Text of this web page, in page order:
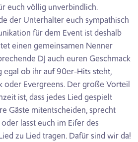
euch völlig unverbindlich.
der Unterhalter euch sympathisch
für dem Event ist deshalb
einen gemeinsamen Nenner
DJ auch euren Geschmack
egal ob ihr auf 90er-Hits steht,
oder Evergreens. Der große Vorteil
ist, dass jedes Lied gespielt
Gäste mitentscheiden, sprecht
lasst euch im Eifer des
zu Lied tragen. Dafür sind wir da!